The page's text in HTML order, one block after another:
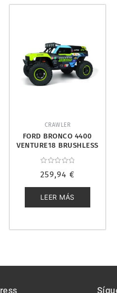
CRAWLER
FORD BRONCO 4400
VENTURE18 BRUSHLESS
con
de
5
259,94 €
LEER MÁS